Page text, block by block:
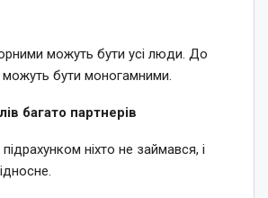
можуть бути усі люди. До
можуть бути моногамними.
багато партнерів
ніхто не займався, і